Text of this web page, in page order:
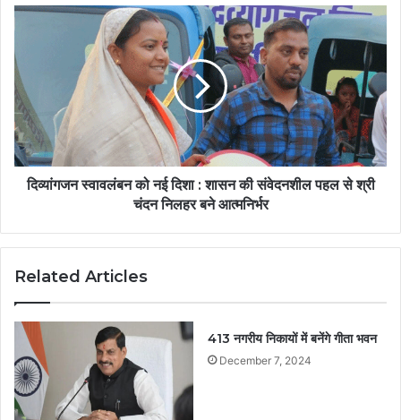
दिव्यांगजन स्वावलंबन को नई दिशा : शासन की संवेदनशील पहल से श्री
चंदन निलहर बने आत्मनिर्भर
Related Articles
413 नगरीय निकायों में बनेंगे गीता भवन
December 7, 2024